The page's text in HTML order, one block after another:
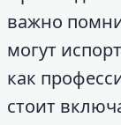
важно
могут
как
стоит